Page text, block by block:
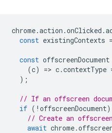
chrome.action .onClicked .
const existingContexts =
const offscreenDocument
(c) => c.contextType
);
// If an offscreen
if ( ! offscreenDocument)
// Create an offscreen
await chrome.